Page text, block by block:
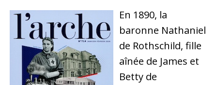
En 1890, la
baronne Nathaniel
de Rothschild, fille
aînée de James et
Betty de